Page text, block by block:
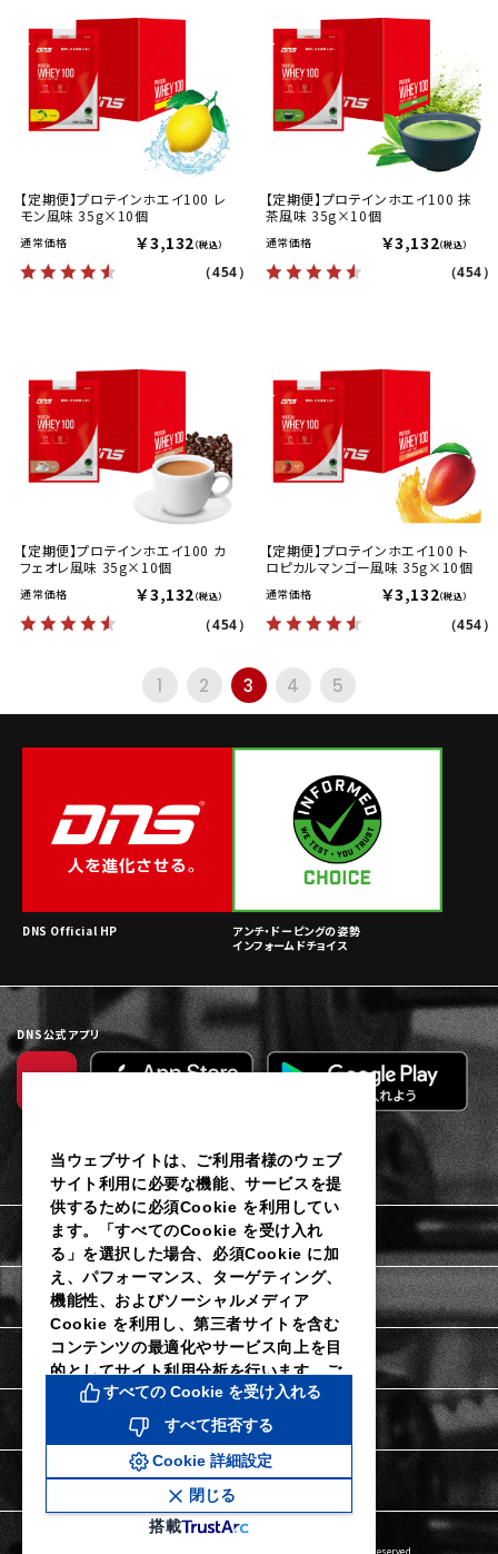
【定期便】プロテインホエイ100 レ
モン風味 35g×10個
通常価格 ￥3,132（税込）
（454）
【定期便】プロテインホエイ100 抹
茶風味 35g×10個
通常価格 ￥3,132（税込）
（454）
【定期便】プロテインホエイ100 カ
フェオレ風味 35g×10個
通常価格 ￥3,132（税込）
（454）
【定期便】プロテインホエイ100 ト
ロピカルマンゴー風味 35g×10個
通常価格 ￥3,132（税込）
（454）
1 2 3 4 5
DNS Official HP
アンチ・ドーピングの姿勢
インフォームドチョイス
DNS公式アプリ
利用規約
個人情報保護に関するご通知
Cookieポリシー
Cookie詳細設定
特定商取引法に関する表示
当ウェブサイトは、ご利用者様のウェブ
サイト利用に必要な機能、サービスを提
供するために必須Cookie を利用してい
ます。「すべてのCookie を受け入れ
る」を選択した場合、必須Cookie に加
え、パフォーマンス、ターゲティング、
機能性、およびソーシャルメディア
Cookie を利用し、第三者サイトを含む
コンテンツの最適化やサービス向上を目
的としてサイト利用分析を行います。ご
利用者様は当社のCookie 設定ツールに
よりいつでも同意を撤回し、Cookie 設
定を変更することができます。同意を拒
否し、パフォーマンス、ターゲティン
グ、機能性およびソーシャルメディア
Cookie なしで続行するには、「すべて
拒否する」をクリックしてください。詳
すべての Cookie を受け入れる
すべて拒否する
Cookie 詳細設定
閉じる
搭載